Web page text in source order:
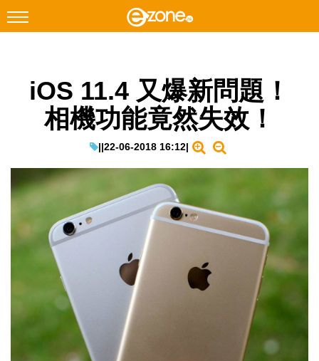
Facebook Instagram
科技焦點
遊戲動漫
教學評測
EduTech
生成式AI與雲端應用
Enterprise Digital Transformation
iOS 11.4 又爆新問題！
相機功能竟然失效！
||22-06-2018 16:12|